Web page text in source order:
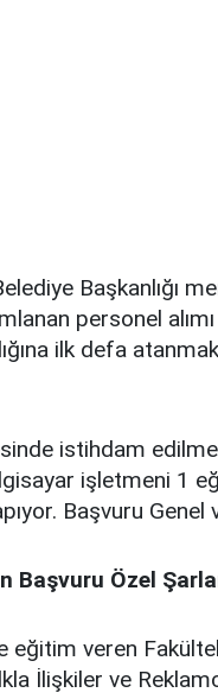
Başkanlığı
personel
ilk defa
istihdam
işletmeni 1
Başvuru
Başvuru Özel
eğitim veren
İlişkiler ve